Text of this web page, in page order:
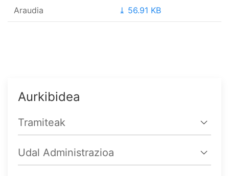
Araudia ⤓ 56.91 KB
Aurkibidea
Tramiteak
Udal Administrazioa